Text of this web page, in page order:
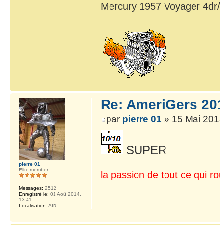
Mercury 1957 Voyager
Re: AmeriGers
par pierre 01 » 15 Mai
SUPER
la passion de tout ce qui
pierre 01
Elite member
Messages: 2512
Enregistré le: 01 Aoû 2014,
13:41
Localisation: AIN